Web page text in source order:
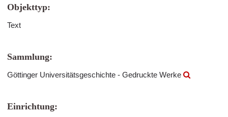
Objekttyp:
Text
Sammlung:
Göttinger Universitätsgeschichte - Gedruckte Werke
Einrichtung: